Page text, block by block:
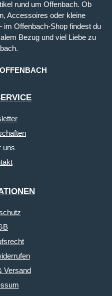
rund um Offenbach. Ob
Accessoires oder kleine
im Offenbach-Shop findest du
Bezug und viel Liebe zu
uns
Versand